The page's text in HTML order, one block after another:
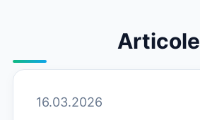
Articole
16.03.2026